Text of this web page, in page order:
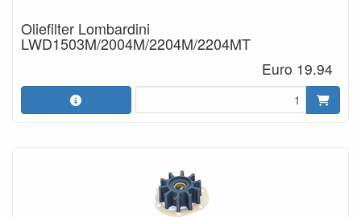
Oliefilter Lombardini
LWD1503M/2004M/2204M/2204MT
Euro 19.94